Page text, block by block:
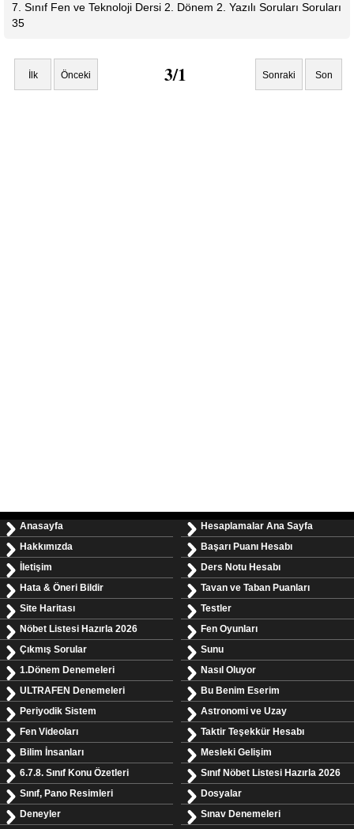
7. Sınıf Fen ve Teknoloji Dersi 2. Dönem 2. Yazılı Soruları Soruları
35
İlk Önceki 3/1 Sonraki Son
Anasayfa
Hakkımızda
İletişim
Hata & Öneri Bildir
Site Haritası
Nöbet Listesi Hazırla 2026
Çıkmış Sorular
1.Dönem Denemeleri
ULTRAFEN Denemeleri
Periyodik Sistem
Fen Videoları
Bilim İnsanları
6.7.8. Sınıf Konu Özetleri
Sınıf, Pano Resimleri
Deneyler
Hesaplamalar Ana Sayfa
Başarı Puanı Hesabı
Ders Notu Hesabı
Tavan ve Taban Puanları
Testler
Fen Oyunları
Sunu
Nasıl Oluyor
Bu Benim Eserim
Astronomi ve Uzay
Taktir Teşekkür Hesabı
Mesleki Gelişim
Sınıf Nöbet Listesi Hazırla 2026
Dosyalar
Sınav Denemeleri